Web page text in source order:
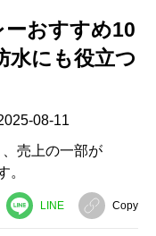
おすすめ10
水にも役立つ
08-11
売上の一部が
。
LINE Copy